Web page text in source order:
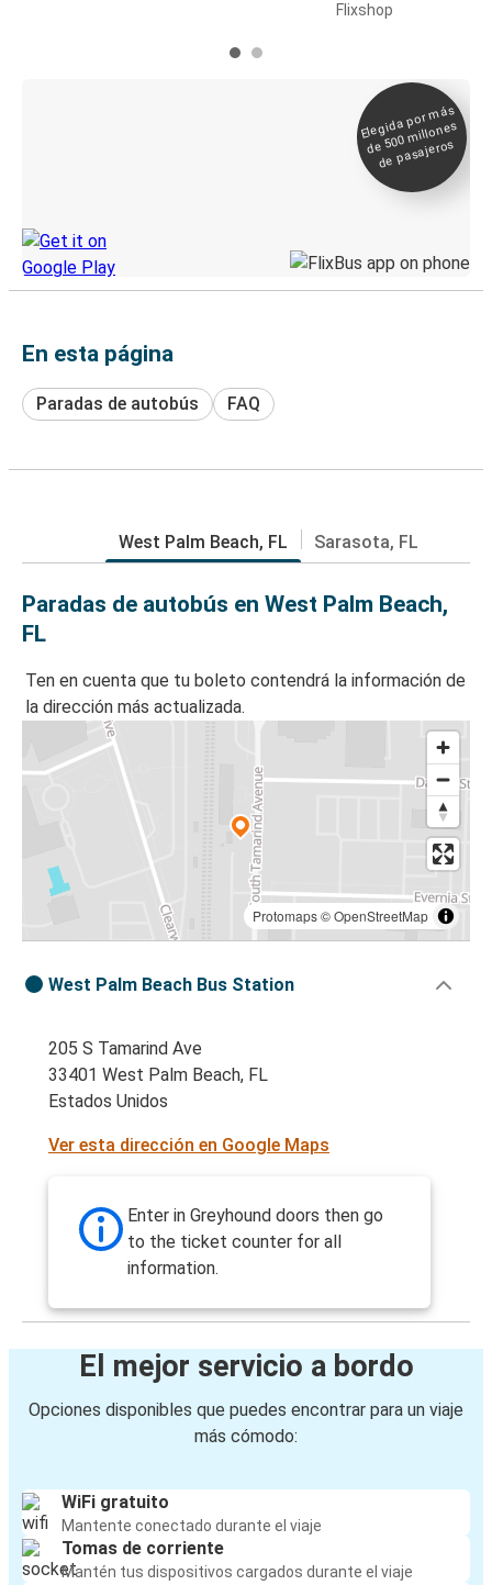
Flixshop
Elegida por
más
de 500
millones
de pasajeros
En esta página
Paradas de autobús FAQ
West Palm Beach, FL Sarasota, FL
Paradas de autobús en West Palm Beach,
FL
Ten en cuenta que tu boleto contendrá la información de
la dirección más actualizada.
Protomaps©OpenStreetMap
West Palm Beach Bus Station
205 S Tamarind Ave
33401 West Palm Beach, FL
Estados Unidos
Ver esta dirección en Google Maps
Enter in Greyhound doors then go
to the ticket counter for all
information.
El mejor servicio a bordo
Opciones disponibles que puedes encontrar para un viaje
más cómodo:
WiFi gratuito
Mantente conectado durante el viaje
Tomas de corriente
Mantén tus dispositivos cargados durante el viaje